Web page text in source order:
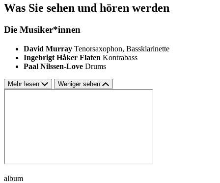
Was Sie sehen und hören werden
Die Musiker*innen
David Murray Tenorsaxophon, Bassklarinette
Ingebrigt Håker Flaten Kontrabass
Paal Nilssen-Love Drums
Mehr lesen Weniger sehen
album